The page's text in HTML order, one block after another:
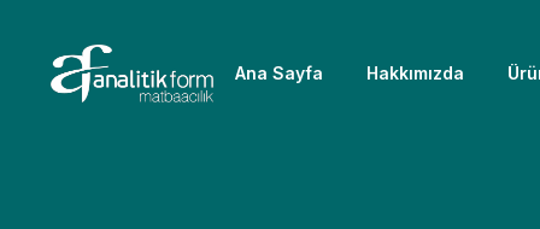
Ana Sayfa Hakkımızda